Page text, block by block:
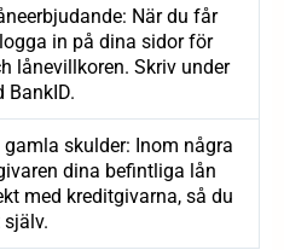
När du får
in på dina sidor för
lånevillkoren. Skriv under
BankID.
skulder: Inom några
dina befintliga lån
med kreditgivarna, så du